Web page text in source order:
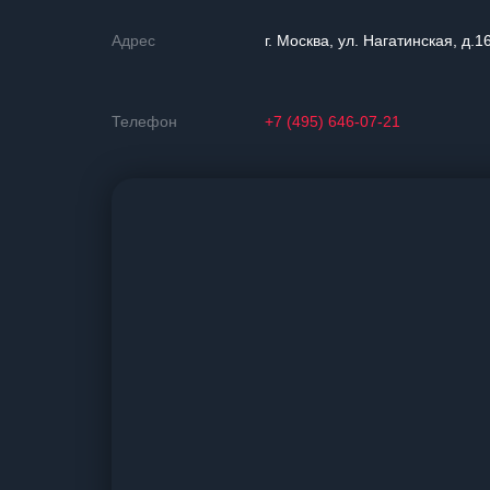
Адрес г. Москва, ул. Нагатинская,
Телефон +7 (495) 646-07-21